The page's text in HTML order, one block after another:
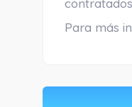
Para más